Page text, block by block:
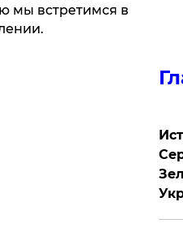
мы встретимся в